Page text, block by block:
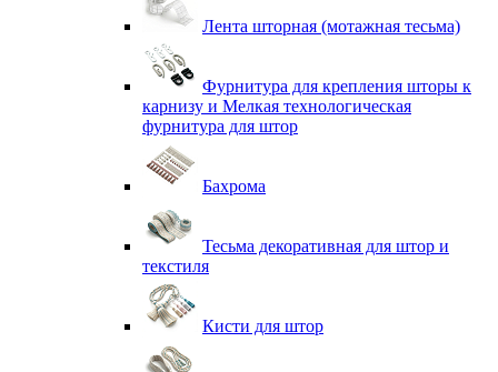
Лента шторная (мотажная тесьма)
Фурнитура для крепления шторы к
карнизу и Мелкая технологическая
фурнитура для штор
Бахрома
Тесьма декоративная для штор и
текстиля
Кисти для штор